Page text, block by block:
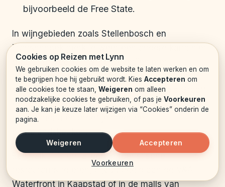
bijvoorbeeld de Free State.
In wijngebieden zoals Stellenbosch en
Franschhoek merk je weer een andere kant: hier
draait het veel om wijnproeverijen met
uitgebreide lunches, kaasplanken en moderne
gerechten. In de Karoo, rond plaatsen als Graaff-
Reinet of Beaufort West, staat lam en wild vaak
op het menu en proef je meer de
plattelandskeuken.
Een valkuil is om alleen in toeristische
Waterfront in Kaapstad of in de malls van
Cookies op Reizen met Lynn
We gebruiken cookies om de website te laten werken en om
te begrijpen hoe hij gebruikt wordt. Kies Accepteren om
alle cookies toe te staan, Weigeren om alleen
noodzakelijke cookies te gebruiken, of pas je Voorkeuren
aan. Je kan je keuze later wijzigen via “Cookies” onderin de
pagina.
Weigeren
Voorkeuren
Accepteren